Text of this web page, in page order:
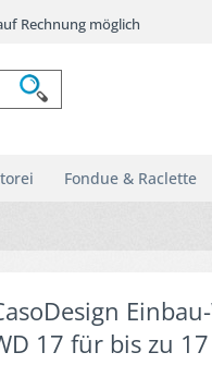
Rechnung möglich
Fondue & Raclette
17 für bis zu